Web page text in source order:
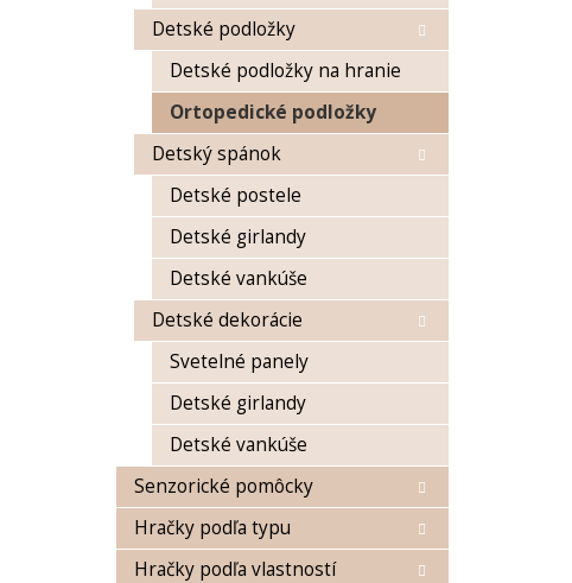
Detské podložky
Detské podložky na hranie
Ortopedické podložky
Detský spánok
Detské postele
Detské girlandy
Detské vankúše
Detské dekorácie
Svetelné panely
Detské girlandy
Detské vankúše
Senzorické pomôcky
Hračky podľa typu
Hračky podľa vlastností